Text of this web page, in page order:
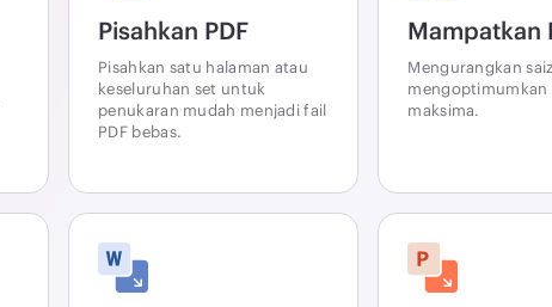
Pisahkan PDF
Pisahkan satu halaman atau
keseluruhan set untuk
penukaran mudah menjadi fail
PDF bebas.
Mampatkan
Mengurangkan
mengoptimumkan
maksima.